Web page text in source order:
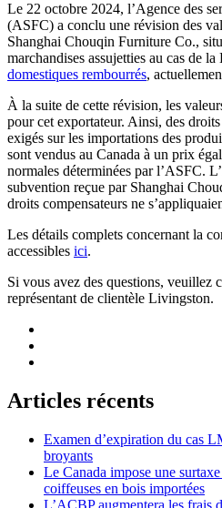
Le 22 octobre 2024, l’Agence des
(ASFC) a conclu une révision des
Shanghai Chouqin Furniture Co.,
marchandises assujetties au cas de
domestiques rembourrés,
À la suite de cette révision, les
pour cet exportateur. Ainsi, des
exigés sur les importations des
sont vendus au Canada à un prix
normales déterminées par l’ASFC.
subvention reçue par Shanghai
droits compensateurs ne
Les détails complets concernant la
accessibles ici.
Si vous avez des questions, veuillez
représentant de clientèle Livingston.
Articles récents
Examen d’expiration du cas
broyants
Le Canada impose une
coiffeuses en bois importées